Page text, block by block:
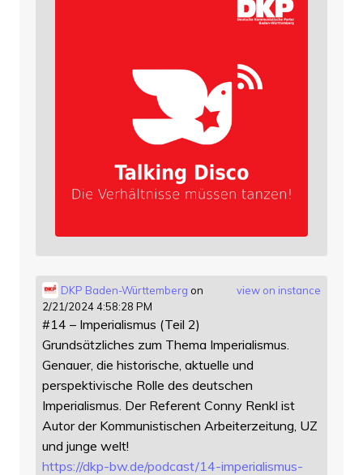
view on instance
DKP Baden-Württemberg on
2/21/2024 4:58:28 PM
#14 – Imperialismus (Teil 2)
Grundsätzliches zum Thema Imperialismus.
Genauer, die historische, aktuelle und
perspektivische Rolle des deutschen
Imperialismus. Der Referent Conny Renkl ist
Autor der Kommunistischen Arbeiterzeitung, UZ
und junge welt!
https://dkp-bw.de/podcast/14-imperialismus-